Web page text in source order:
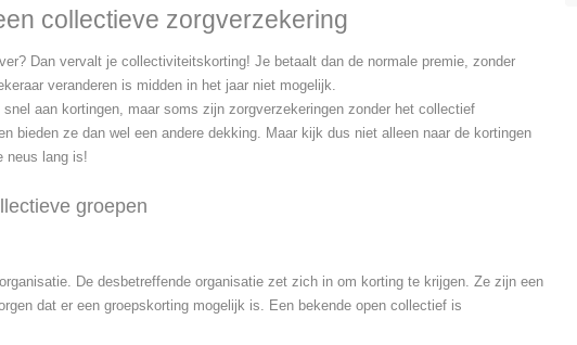
collectieve zorgverzekering
Dan vervalt je collectiviteitskorting! Je betaalt dan de normale premie, zonder
veranderen is midden in het jaar niet mogelijk.
aan kortingen, maar soms zijn zorgverzekeringen zonder het collectief
bieden ze dan wel een andere dekking. Maar kijk dus niet alleen naar de kortingen
neus lang is!
groepen
De desbetreffende organisatie zet zich in om korting te krijgen. Ze zijn een
dat er een groepskorting mogelijk is. Een bekende open collectief is